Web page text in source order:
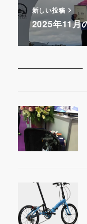
新しい投稿
2025年11月